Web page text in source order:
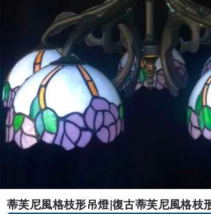
蒂芙尼風格枝形吊燈|復古蒂芙尼風格枝